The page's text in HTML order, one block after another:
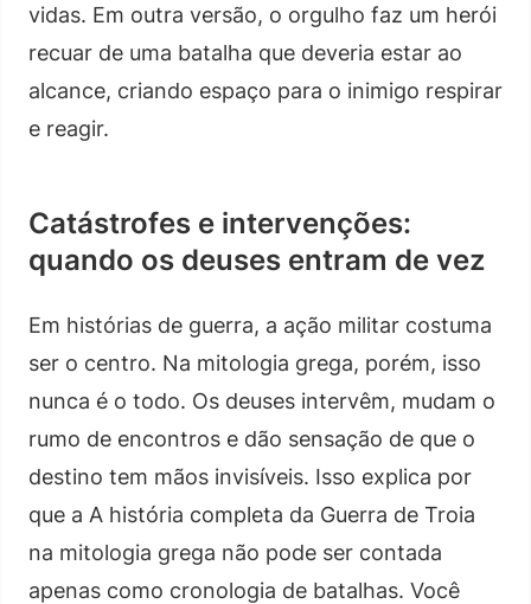
vidas. Em outra versão, o orgulho faz um herói
recuar de uma batalha que deveria estar ao
alcance, criando espaço para o inimigo respirar
e reagir.
Catástrofes e intervenções:
quando os deuses entram de vez
Em histórias de guerra, a ação militar costuma
ser o centro. Na mitologia grega, porém, isso
nunca é o todo. Os deuses intervêm, mudam o
rumo de encontros e dão sensação de que o
destino tem mãos invisíveis. Isso explica por
que a A história completa da Guerra de Troia
na mitologia grega não pode ser contada
apenas como cronologia de batalhas. Você